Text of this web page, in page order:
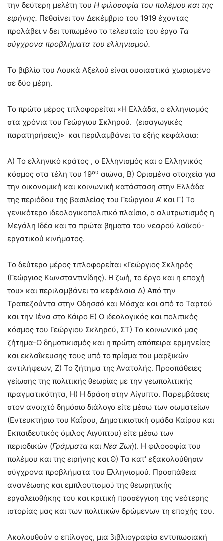
την δεύτερη μελέτη του Η φιλοσοφία του πολέμου και της
ειρήνης. Πεθαίνει τον Δεκέμβριο του 1919 έχοντας
προλάβει ν δει τυπωμένο το τελευταίο του έργο Τα
σύγχρονα προβλήματα του ελληνισμού.
Το βιβλίο του Λουκά Αξελού είναι ουσιαστικά χωρισμένο
σε δύο μέρη.
Το πρώτο μέρος τιτλοφορείται «Η Ελλάδα, ο ελληνισμός
στα χρόνια του Γεώργιου Σκληρού. (εισαγωγικές
παρατηρήσεις)» και περιλαμβάνει τα εξής κεφάλαια:
Α) Το ελληνικό κράτος , ο Ελληνισμός και ο Ελληνικός
κόσμος στα τέλη του 19ου αιώνα, Β) Ορισμένα στοιχεία για
την οικονομική και κοινωνική κατάσταση στην Ελλάδα
της περιόδου της βασιλείας του Γεώργιου Α’ και Γ) Το
γενικότερο ιδεολογικοπολιτικό πλαίσιο, ο αλυτρωτισμός η
Μεγάλη Ιδέα και τα πρώτα βήματα του νεαρού λαϊκού-
εργατικού κινήματος.
Το δεύτερο μέρος τιτλοφορείται «Γεώργιος Σκληρός
(Γεώργιος Κωνσταντινίδης). Η ζωή, το έργο και η εποχή
του» και περιλαμβάνει τα κεφάλαια Δ) Από την
Τραπεζούντα στην Οδησσό και Μόσχα και από το Ταρτού
και την Ιένα στο Κάιρο Ε) Ο ιδεολογικός και πολιτικός
κόσμος του Γεώργιου Σκληρού, ΣΤ) Το κοινωνικό μας
ζήτημα-Ο δημοτικισμός και η πρώτη απόπειρα ερμηνείας
και εκλαΐκευσης τους υπό το πρίσμα του μαρξικών
αντιλήψεων, Ζ) Το ζήτημα της Ανατολής. Προσπάθειες
γείωσης της πολιτικής θεωρίας με την γεωπολιτικής
πραγματικότητα, Η) Η δράση στην Αίγυπτο. Παρεμβάσεις
στον ανοιχτό δημόσιο διάλογο είτε μέσω των σωματείων
(Εντευκτήριο του Καΐρου, Δημοτικιστική ομάδα Καίρου και
Εκπαιδευτικός όμιλος Αιγύπτου) είτε μέσω των
περιοδικών (Γράμματα και Νέα Ζωή). Η φιλοσοφία του
πολέμου και της ειρήνης και Θ) Τα κατ’ εξακολούθησιν
σύγχρονα προβλήματα του Ελληνισμού. Προσπάθεια
ανανέωσης και εμπλουτισμού της θεωρητικής
εργαλειοθήκης του και κριτική προσέγγιση της νεότερης
ιστορίας μας και των πολιτικών δρώμενων τη εποχής του.
Ακολουθούν ο επίλογος, μια βιβλιογραφία εντυπωσιακή